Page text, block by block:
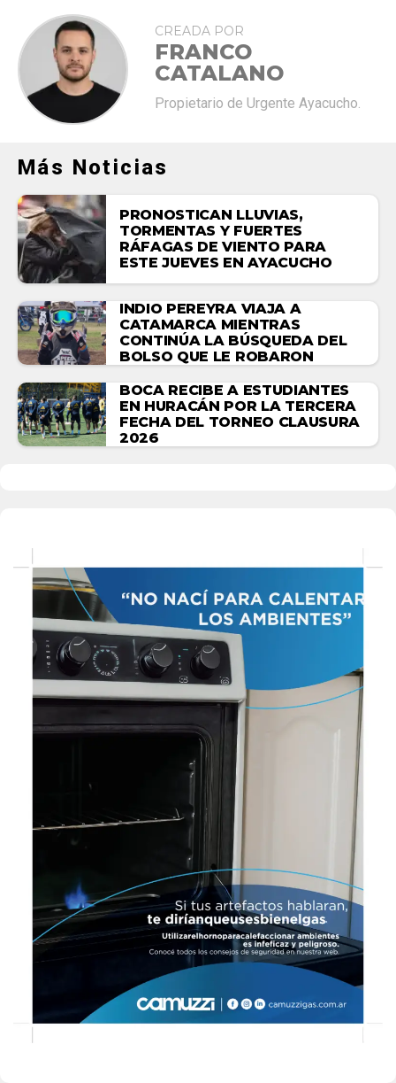
CREADA POR
FRANCO
CATALANO
Propietario de Urgente Ayacucho.
Más Noticias
PRONOSTICAN LLUVIAS,
TORMENTAS Y FUERTES
RÁFAGAS DE VIENTO PARA
ESTE JUEVES EN AYACUCHO
INDIO PEREYRA VIAJA A
CATAMARCA MIENTRAS
CONTINÚA LA BÚSQUEDA DEL
BOLSO QUE LE ROBARON
BOCA RECIBE A ESTUDIANTES
EN HURACÁN POR LA TERCERA
FECHA DEL TORNEO CLAUSURA
2026